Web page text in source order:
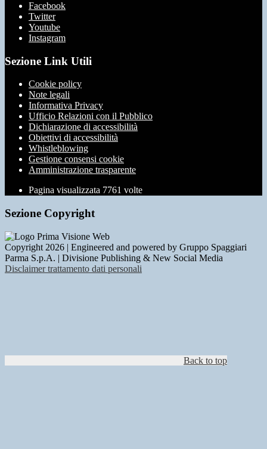
Facebook
Twitter
Youtube
Instagram
Sezione Link Utili
Cookie policy
Note legali
Informativa Privacy
Ufficio Relazioni con il Pubblico
Dichiarazione di accessibilità
Obiettivi di accessibilità
Whistleblowing
Gestione consensi cookie
Amministrazione trasparente
Pagina visualizzata 7761 volte
Sezione Copyright
Copyright 2026 | Engineered and powered by Gruppo Spaggiari
Parma S.p.A. | Divisione Publishing & New Social Media
Disclaimer trattamento dati personali
Back to top